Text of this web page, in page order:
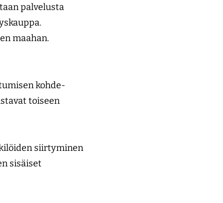
palvelusta
maahan.
kohde-
toiseen
siirtyminen
sisäiset